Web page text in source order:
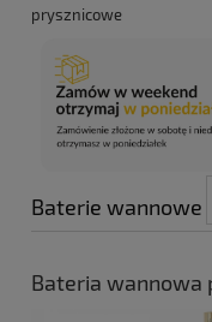
prysznicowe
Baterie wannowe
Bateria wannowa